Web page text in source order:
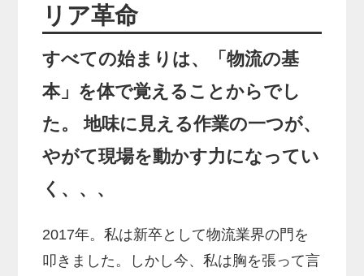
リア革命
すべての始まりは、「物流の基
本」を体で覚えることからでし
た。 地味に見える作業の一つが、
やがて現場を動かす力になってい
く、、、
2017年。私は新卒として物流業界の門を
叩きました。しかし今、私は胸を張って言